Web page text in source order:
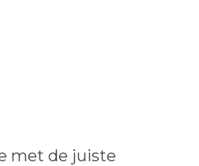
met de juiste